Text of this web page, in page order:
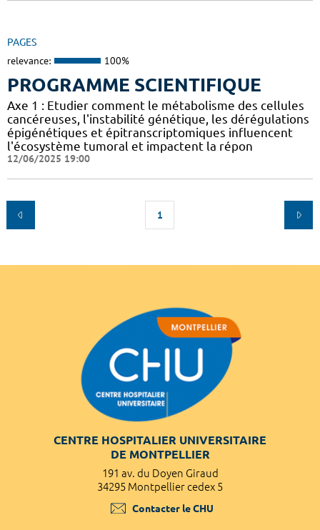
PAGES
relevance: 100%
PROGRAMME SCIENTIFIQUE
Axe 1 : Etudier comment le métabolisme des cellules
cancéreuses, l'instabilité génétique, les dérégulations
épigénétiques et épitranscriptomiques influencent
l'écosystème tumoral et impactent la répon
12/06/2025 19:00
1
CENTRE HOSPITALIER UNIVERSITAIRE
DE MONTPELLIER
191 av. du Doyen Giraud
34295 Montpellier cedex 5
Contacter le CHU